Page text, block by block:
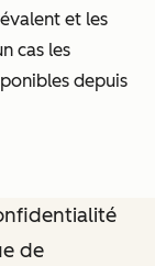
et les
cas les
depuis
de